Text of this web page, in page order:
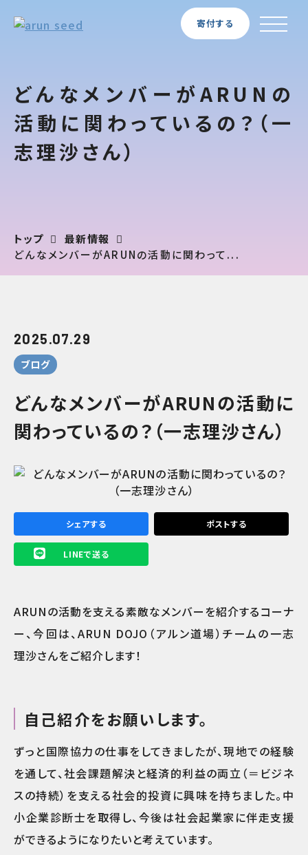
寄付する
どんなメンバーがARUNの
活動に関わっているの？（一
志理沙さん）
トップ
最新情報
どんなメンバーがARUNの活動に関わって...
2025.07.29
ブログ
どんなメンバーがARUNの活動に
関わっているの？（一志理沙さん）
シェアする ポストする
LINEで送る
ARUNの活動を支える素敵なメンバーを紹介するコーナ
ー、今回は、ARUN DOJO（アルン道場）チームの一志
理沙さんをご紹介します！
自己紹介をお願いします。
ずっと国際協力の仕事をしてきましたが、現地での経験
を通して、社会課題解決と経済的利益の両立（＝ビジネ
スの持続）を支える社会的投資に興味を持ちました。中
小企業診断士を取得し、今後は社会起業家に伴走支援
ができるようになりたいと考えています。